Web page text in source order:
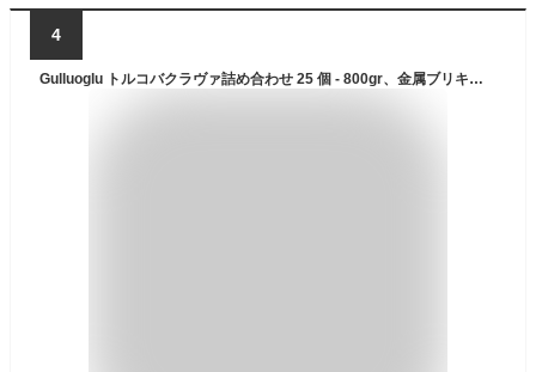
4
Gulluoglu トルコバクラヴァ詰め合わせ 25 個 - 800gr、金属ブリキ箱、イスタンブール/トルコから毎日新鮮な発送